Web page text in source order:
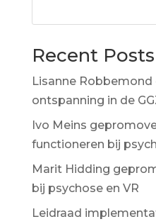
Recent Posts
Lisanne
ontspanning in de
Ivo Meins
functioneren bij
Marit Hidding
bij psychose en VR
Leidraad